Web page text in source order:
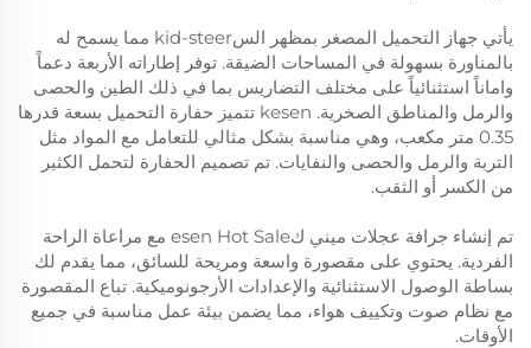
يأتي جهاز التحميل المصغر بمظهر السkid-steer مما يسمح له
بالمناورة بسهولة في المساحات الضيقة. توفر إطاراته الأربعة دعماً
واماناً استثنائياً على مختلف التضاريس بما في ذلك الطين والحصى
والرمل والمناطق الصخرية. kesen تتميز حفارة التحميل بسعة قدرها
0.35 متر مكعب، وهي مناسبة بشكل مثالي للتعامل مع المواد مثل
التربة والرمل والحصى والنفايات. تم تصميم الحفارة لتحمل الكثير
من الكسر أو الثقب.
تم إنشاء جرافة عجلات ميني كesen Hot Sale مع مراعاة الراحة
الفردية. يحتوي على مقصورة واسعة ومريحة للسائق، مما يقدم لك
بساطة الوصول الاستثنائية والإعدادات الأرجونوميكية. تباع المقصورة
مع نظام صوت وتكييف هواء، مما يضمن بيئة عمل مناسبة في جميع
الأوقات.